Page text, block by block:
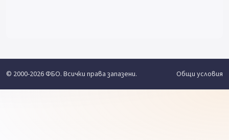
© 2000-2026 ФБО. Всички права запазени. Общи условия